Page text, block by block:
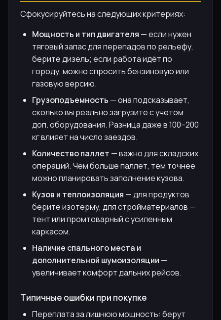
Сфокусируйтесь на следующих критериях:
Мощность и тип двигателя — если нужен
тяговый запас для перепадов по рельефу,
берите дизель; если работа идёт по
городу, можно спросить бензиновую или
газовую версию.
Грузоподъемность — она подсказывает,
сколько вы реально загрузите с учетом
доп. оборудования. Разница даже в 100–200
кг влияет на число заездов.
Количество паллет — важно для складских
операций. Чем больше паллет, тем точнее
можно планировать заполнение кузова.
Кузов и теплоизоляция — для продуктов
берите изотерму, для стройматериалов —
тент или промтоварный с усиленным
каркасом.
Наличие спального места и
дополнительной шумоизоляции —
увеличивает комфорт дальних рейсов.
Типичные ошибки при покупке
Переплата за лишнюю мощность: берут